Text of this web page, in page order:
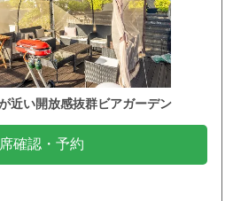
近い開放感抜群ビアガーデン
確認・予約